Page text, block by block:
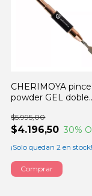
CHERIMOYA
powder GEL doble
$4.196,50
$5.995,00
30%
¡Solo quedan2 en stock!